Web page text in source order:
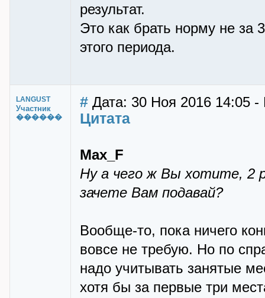
результат.
Это как брать норму не за
этого периода.
LANGUST
Участник
������
# Дата: 30 Ноя 2016 14:05
Цитата
Max_F
Ну а чего ж Вы хотите, 2
зачете Вам подавай?
Вообще-то, пока ничего
вовсе не требую. Но по
надо учитывать занятые
хотя бы за первые три